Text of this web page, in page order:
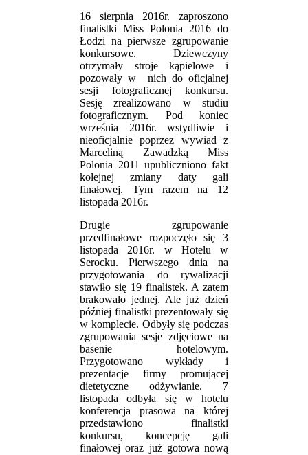
16 sierpnia 2016r. zaproszono
finalistki Miss Polonia 2016 do
Łodzi na pierwsze zgrupowanie
konkursowe. Dziewczyny
otrzymały stroje kąpielowe i
pozowały w nich do oficjalnej
sesji fotograficznej konkursu.
Sesję zrealizowano w studiu
fotograficznym. Pod koniec
września 2016r. wstydliwie i
nieoficjalnie poprzez wywiad z
Marceliną Zawadzką Miss
Polonia 2011 upubliczniono fakt
kolejnej zmiany daty gali
finałowej. Tym razem na 12
listopada 2016r.
Drugie zgrupowanie
przedfinałowe rozpoczęło się 3
listopada 2016r. w Hotelu w
Serocku. Pierwszego dnia na
przygotowania do rywalizacji
stawiło się 19 finalistek. A zatem
brakowało jednej. Ale już dzień
później finalistki prezentowały się
w komplecie. Odbyły się podczas
zgrupowania sesje zdjęciowe na
basenie hotelowym.
Przygotowano wykłady i
prezentacje firmy promującej
dietetyczne odżywianie. 7
listopada odbyła się w hotelu
konferencja prasowa na której
przedstawiono finalistki
konkursu, koncepcję gali
finałowej oraz już gotowa nową